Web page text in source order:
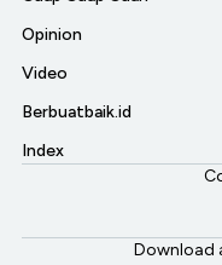
Opinion
Video
Berbuatbaik.id
Index
Download